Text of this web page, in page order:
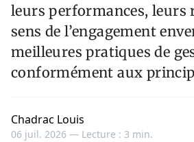
leurs performances, leurs
sens de l’engagement
meilleures pratiques de
conformément aux
Chadrac Louis
06 juil. 2026 — Lecture : 3 min.